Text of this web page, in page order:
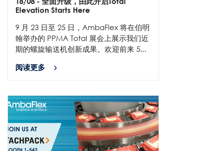
Elevation Starts Here
9 月 23 日至 25 日，AmbaFlex 将在伯明
翰举办的 PPMA Total 展会上展示我们近
期的螺旋输送机创新成果。欢迎前来 5...
阅读更多